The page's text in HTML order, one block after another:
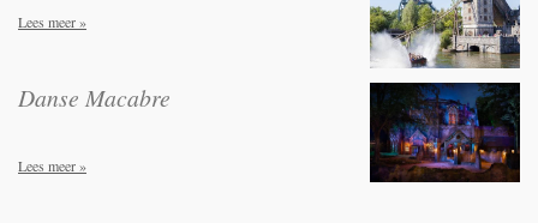
Lees meer »
Danse Macabre
Lees meer »